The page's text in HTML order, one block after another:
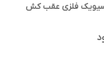
سیویک فلزی عقب کش